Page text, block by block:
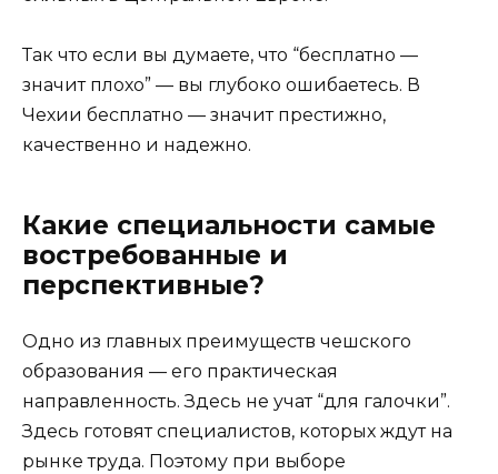
Так что если вы думаете, что “бесплатно —
значит плохо” — вы глубоко ошибаетесь. В
Чехии бесплатно — значит престижно,
качественно и надежно.
Какие специальности самые
востребованные и
перспективные?
Одно из главных преимуществ чешского
образования — его практическая
направленность. Здесь не учат “для галочки”.
Здесь готовят специалистов, которых ждут на
рынке труда. Поэтому при выборе